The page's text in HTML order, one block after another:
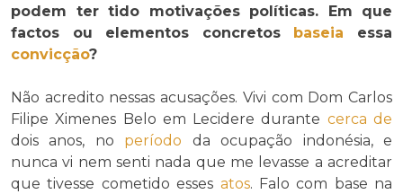
podem ter tido motivações políticas. Em que
factos ou elementos concretos
baseia essa
convicção?
Não acredito nessas acusações. Vivi com Dom Carlos
Filipe Ximenes Belo em Lecidere durante cerca de
dois anos, no período da ocupação indonésia, e
nunca vi nem senti nada que me levasse a acreditar
que tivesse cometido esses atos. Falo com base na